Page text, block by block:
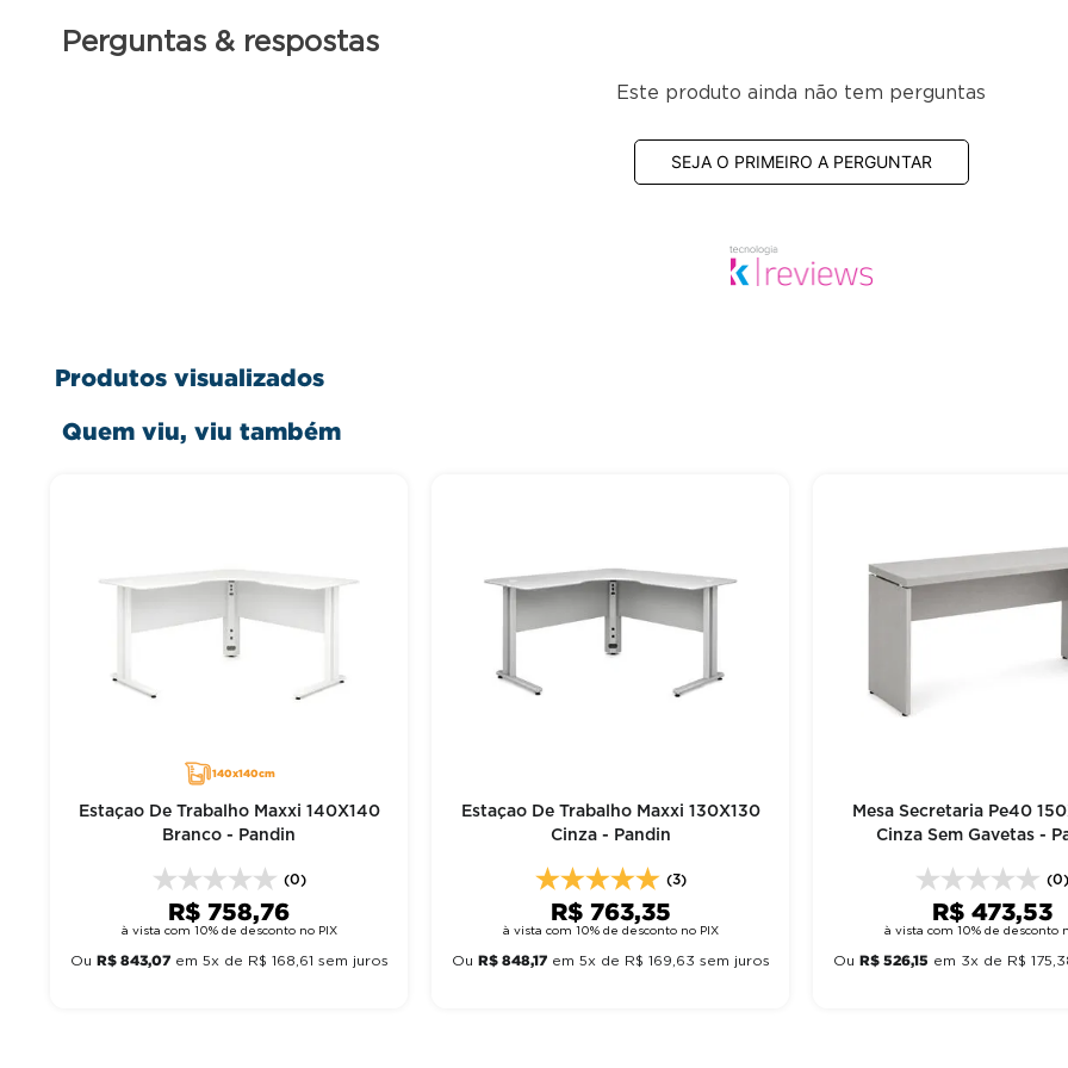
Perguntas & respostas
Este produto ainda não tem perguntas
SEJA O PRIMEIRO A PERGUNTAR
Produtos visualizados
Quem viu, viu também
140x140cm
Estaçao De Trabalho Maxxi 140X140
Branco - Pandin
(0)
R$ 758,76
à vista com 10% de desconto no PIX
Ou R$ 843,07em 5x de R$ 168 61 sem juros
Estaçao De Trabalho Maxxi 130X130
Cinza - Pandin
(3)
R$ 763,35
à vista com 10% de desconto no PIX
Ou R$ 848,17em 5x de R$ 169 63 sem juros
Mesa Secretaria Pe40
Cinza Sem Gavetas -
(0)
R$ 473,53
à vista com 10% de desconto
Ou R$ 526,15 em 3x de R$ 175